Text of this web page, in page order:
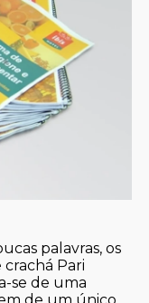
palavras, os
crachá Pari
se de uma